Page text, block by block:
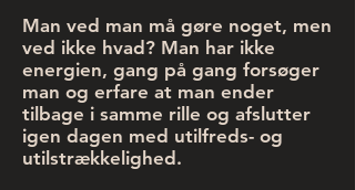
Man ved man må gøre noget, men
ved ikke hvad? Man har ikke
energien, gang på gang forsøger
man og erfare at man ender
tilbage i samme rille og afslutter
igen dagen med utilfreds- og
utilstrækkelighed.